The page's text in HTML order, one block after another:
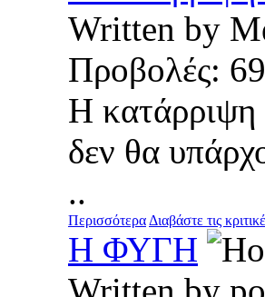
Written by
Προβολές:
H
δεν θα
..
ΠερισσότεραΔιαβάστε τις
H ΦΥΓΗ